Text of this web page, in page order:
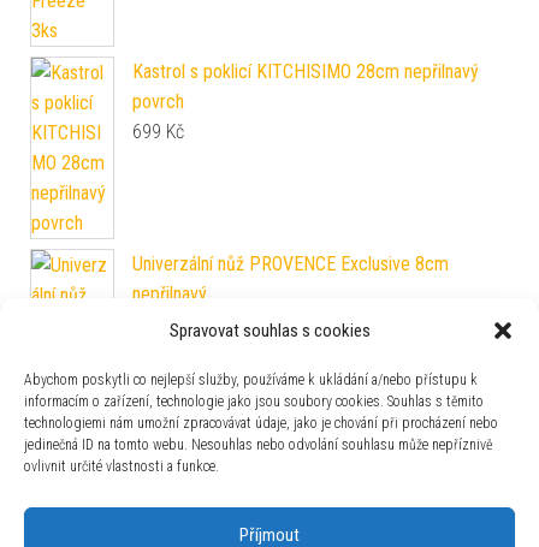
Spravovat souhlas s cookies
Abychom poskytli co nejlepší služby, používáme k ukládání a/nebo přístupu k
informacím o zařízení, technologie jako jsou soubory cookies. Souhlas s těmito
technologiemi nám umožní zpracovávat údaje, jako je chování při procházení nebo
jedinečná ID na tomto webu. Nesouhlas nebo odvolání souhlasu může nepříznivě
ovlivnit určité vlastnosti a funkce.
Příjmout
Kastrol s poklicí KITCHISIMO 28cm nepřilnavý
povrch
699 Kč
Univerzální nůž PROVENCE Exclusive 8cm
nepřilnavý
Kč